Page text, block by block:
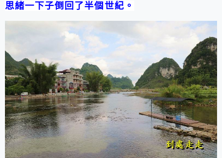
思緒一下子倒回了半個世紀。